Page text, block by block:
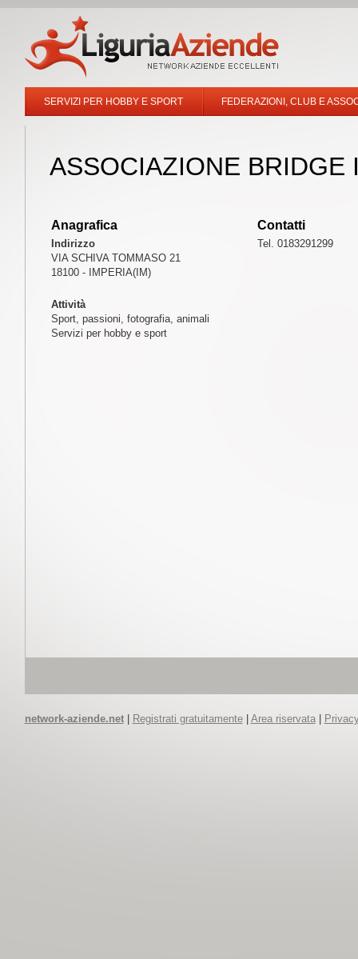
SERVIZI PER HOBBY E SPORT FEDERAZIONI, CLUB E
ASSOCIAZIONE BRIDGE
Anagrafica
Indirizzo
VIA SCHIVA TOMMASO 21
18100 - IMPERIA(IM)
Contatti
Tel. 0183291299
Attività
Sport, passioni, fotografia, animali
Servizi per hobby e sport
network-aziende.net| Registrati gratuitamente| Area riservata|